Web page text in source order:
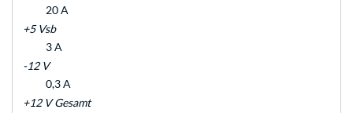
20 A
+5 Vsb
3 A
-12 V
0,3 A
+12 V Gesamt